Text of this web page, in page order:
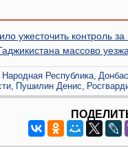
ужесточить контроль за
массово
Республика
Пушилин Денис